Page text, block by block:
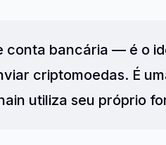
conta bancária — é o
criptomoedas. É
utiliza seu próprio